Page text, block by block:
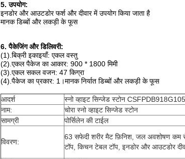
5. उपयोग:
इनडोर और आउटडोर फर्श और दीवार में उपयोग किया जाता है
मानक डिब्बों और लकड़ी के फूस
6. पैकेजिंग और डिलिवरी:
(1).बिक्री इकाइयाँ: एकल वस्तु
(2).एकल पैकेज का आकार: 900 * 1800 मिमी
(3).एकल सकल वजन: 47 किग्रा
(4).पैकेज का प्रकार: 1।मानक निर्यात डिब्बों और लकड़ी के फूस
आदर्श
स्नो व्हाइट सिन्जेड स्टोन
नाम:
चोरा स्नो व्हाइट सिन्जेड स्टोन
सामग्री
पोर्सिलेन की टाईल
विवरण:
63 सफेदी शरीर मैट फ़िनिश, जल अवशोषण कम
टॉप, किचन टेबल टॉप, इनडोर और आउटडोर